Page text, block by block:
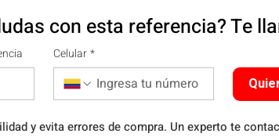
con esta referencia? Te
Celular *
y evita errores de compra. Un experto te